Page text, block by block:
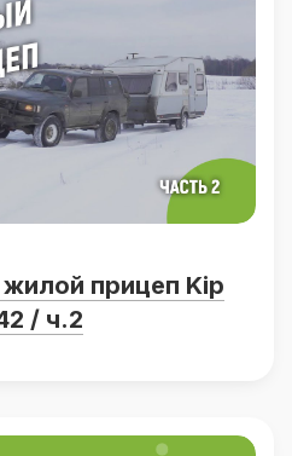
прицеп Kip
/ ч.2